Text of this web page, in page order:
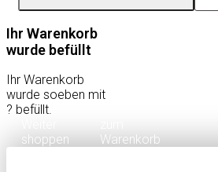
Ihr Warenkorb
wurde befüllt
Ihr Warenkorb
wurde soeben mit
? befüllt.
shoppen
Warenkorb